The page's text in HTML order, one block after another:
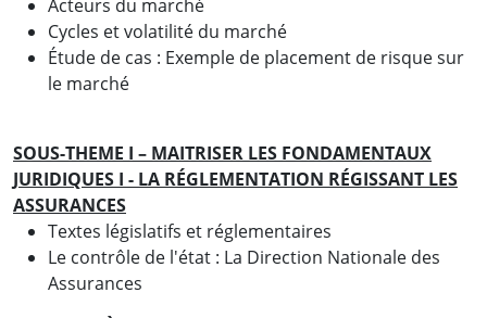
Acteurs du marché
Cycles et volatilité du marché
Étude de cas : Exemple de placement de risque sur
le marché
SOUS-THEME I – MAITRISER LES FONDAMENTAUX
JURIDIQUES I - LA RÉGLEMENTATION RÉGISSANT LES
ASSURANCES
Textes législatifs et réglementaires
Le contrôle de l'état : La Direction Nationale des
Assurances